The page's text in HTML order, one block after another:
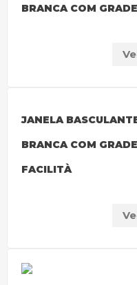
BRANCA COM
JANELA
BRANCA COM
FACILITÀ